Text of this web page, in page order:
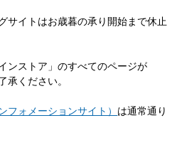
サイトはお歳暮の承り開始まで休止
ンストア」のすべてのページが
承ください。
フォメーションサイト） は通常通り